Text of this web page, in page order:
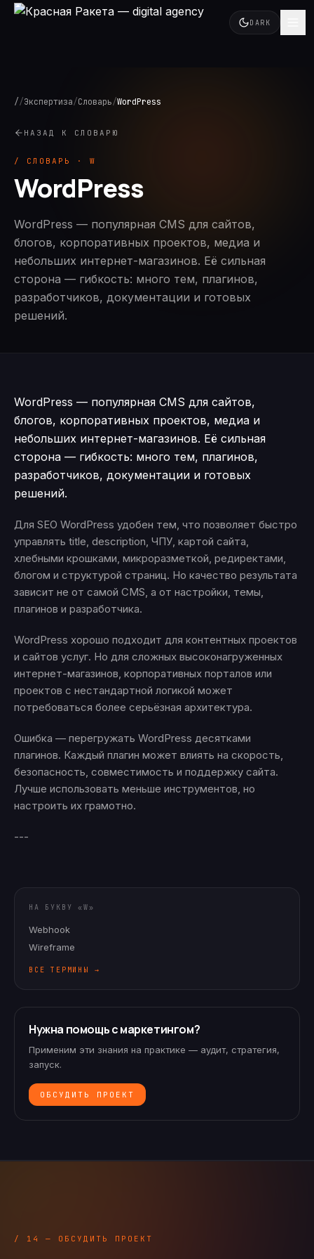
DARK
//Экспертиза/Словарь/WordPress
НАЗАД К СЛОВАРЮ
/ СЛОВАРЬ · W
WordPress
WordPress — популярная CMS для сайтов,
блогов, корпоративных проектов, медиа и
небольших интернет-магазинов. Её сильная
сторона — гибкость: много тем, плагинов,
разработчиков, документации и готовых
решений.
WordPress — популярная CMS для сайтов,
блогов, корпоративных проектов, медиа и
небольших интернет-магазинов. Её сильная
сторона — гибкость: много тем, плагинов,
разработчиков, документации и готовых
решений.
Для SEO WordPress удобен тем, что позволяет быстро
управлять title, description, ЧПУ, картой сайта,
хлебными крошками, микроразметкой, редиректами,
блогом и структурой страниц. Но качество результата
зависит не от самой CMS, а от настройки, темы,
плагинов и разработчика.
WordPress хорошо подходит для контентных проектов
и сайтов услуг. Но для сложных высоконагруженных
интернет-магазинов, корпоративных порталов или
проектов с нестандартной логикой может
потребоваться более серьёзная архитектура.
Ошибка — перегружать WordPress десятками
плагинов. Каждый плагин может влиять на скорость,
безопасность, совместимость и поддержку сайта.
Лучше использовать меньше инструментов, но
настроить их грамотно.
---
НА БУКВУ «W»
Webhook
Wireframe
ВСЕ ТЕРМИНЫ →
Нужна помощь с маркетингом?
Применим эти знания на практике — аудит, стратегия,
запуск.
ОБСУДИТЬ ПРОЕКТ
/ 14 — ОБСУДИТЬ ПРОЕКТ